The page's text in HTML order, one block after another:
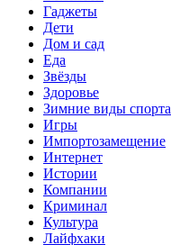
Гаджеты
Дети
Дом и сад
Еда
Звёзды
Здоровье
Зимние виды спорта
Игры
Импортозамещение
Интернет
Истории
Компании
Криминал
Культура
Лайфхаки